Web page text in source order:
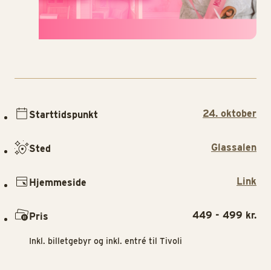
Starttidspunkt 24. oktober
Sted Glassalen
Hjemmeside Link
Pris 449 - 499 kr.
Inkl. billetgebyr og inkl. entré til Tivoli